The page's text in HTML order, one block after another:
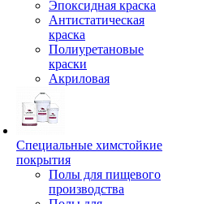
Эпоксидная краска
Антистатическая
краска
Полиуретановые
краски
Акриловая
Специальные химстойкие
покрытия
Полы для пищевого
производства